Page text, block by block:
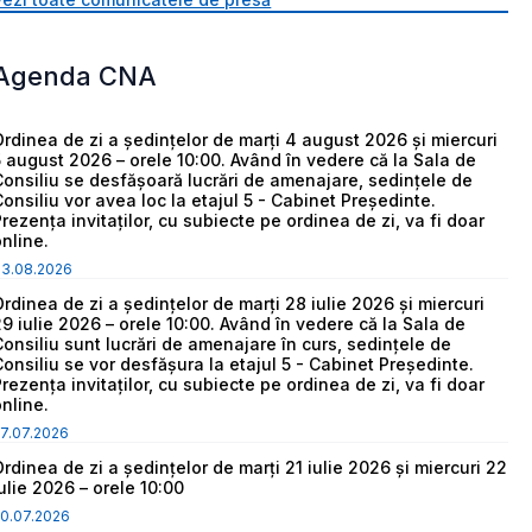
CNA
de zi a ședințelor de marți 4 august 2026 și miercuri
august 2026 – orele 10:00. Având în vedere că la Sala de
se desfășoară lucrări de amenajare, sedințele de
vor avea loc la etajul 5 - Cabinet Președinte.
invitaților, cu subiecte pe ordinea de zi, va fi doar
de zi a ședințelor de marți 28 iulie 2026 și miercuri
iulie 2026 – orele 10:00. Având în vedere că la Sala de
sunt lucrări de amenajare în curs, sedințele de
se vor desfășura la etajul 5 - Cabinet Președinte.
invitaților, cu subiecte pe ordinea de zi, va fi doar
de zi a ședințelor de marți 21 iulie 2026 și miercuri 22
2026 – orele 10:00